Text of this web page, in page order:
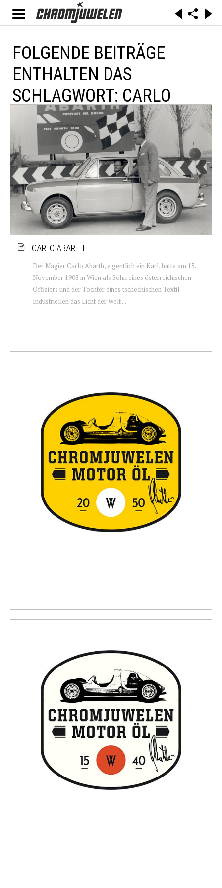
FOLGENDE BEITRÄGE
ENTHALTEN DAS
SCHLAGWORT: CARLO
CARLO ABARTH
Der Magier Carlo Abarth, eigentlich ein Karl, hatte am 15.
November 1908 in Wien als Sohn eines österreichischen
Offiziers und der Tochter eines tschechischen Textil-
Industriellen das Licht der Welt ...